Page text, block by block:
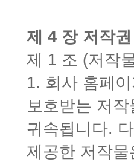
제 4 장 저작
제
1 조 (저작
1. 회사 홈페
보호받는 저작
귀속됩니다.
제공한 저작